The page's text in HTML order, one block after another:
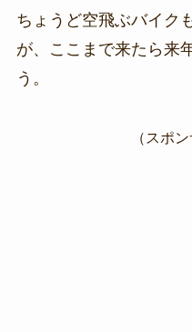
ちょうど空飛ぶバイク
が、ここまで来たら来
う。
（スポ